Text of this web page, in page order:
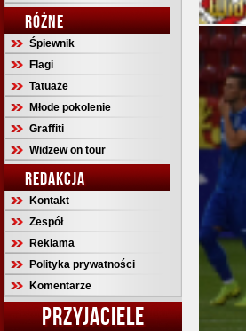
RÓŻNE
Śpiewnik
Flagi
Tatuaże
Młode pokolenie
Graffiti
Widzew on tour
REDAKCJA
Kontakt
Zespół
Reklama
Polityka prywatności
Komentarze
PRZYJACIELE